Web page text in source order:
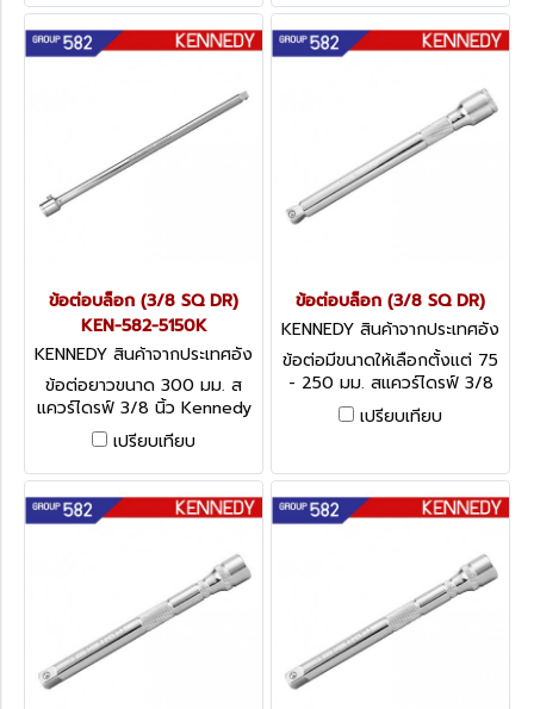
ข้อต่อบล็อก (3/8 SQ DR)
KEN-582-5150K
KENNEDY สินค้าจากประเทศอัง
กฤษ-1
ข้อต่อยาวขนาด 300 มม. ส
แควร์ไดรฟ์ 3/8 นิ้ว Kennedy
Extension Bars, 3/8" -
Locking
เปรียบเทียบ
ข้อต่อบล็อก (3/8 SQ DR)
KENNEDY สินค้าจากประเทศอัง
กฤษ-1
ข้อต่อมีขนาดให้เลือกตั้งแต่ 75
- 250 มม. สแควร์ไดรฟ์ 3/8
นิ้ว Kennedy Extension
Bars, 3/8 - Wobble
เปรียบเทียบ